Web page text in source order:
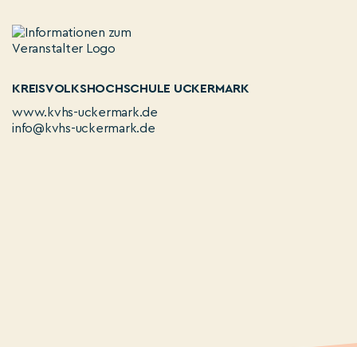
KREISVOLKSHOCHSCHULE UCKERMARK
www.kvhs-uckermark.de
info@kvhs-uckermark.de